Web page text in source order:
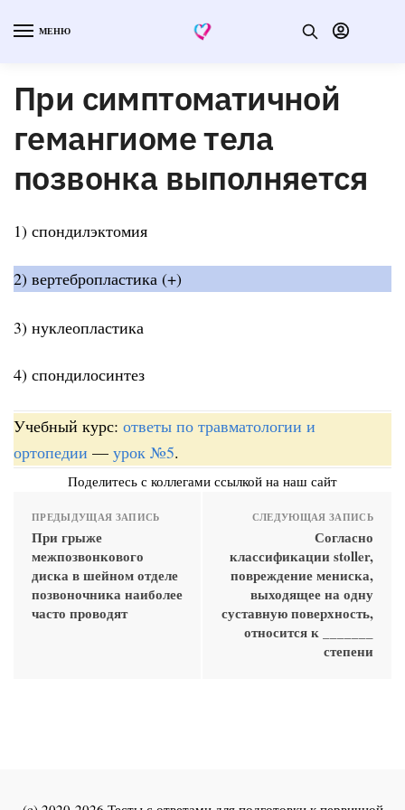
МЕНЮ
При симптоматичной
гемангиоме тела
позвонка выполняется
1) спондилэктомия
2) вертебропластика (+)
3) нуклеопластика
4) спондилосинтез
Учебный курс: ответы по травматологии и
ортопедии — урок №5.
Поделитесь с коллегами ссылкой на наш сайт
ПРЕДЫДУЩАЯ ЗАПИСЬ
При грыже
межпозвонкового
диска в шейном отделе
позвоночника наиболее
часто проводят
СЛЕДУЮЩАЯ ЗАПИСЬ
Согласно
классификации stoller,
повреждение мениска,
выходящее на одну
суставную поверхность,
относится к _______
степени